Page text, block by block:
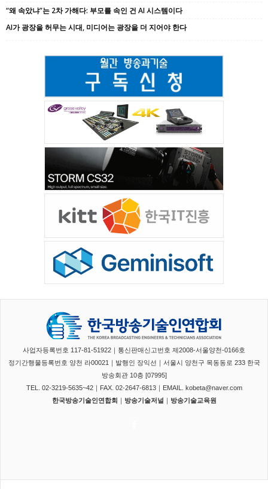
“왜 속았냐”는 2차 가해다: 부모를 속인 건 AI 시스템이다
AI가 광장을 허무는 시대, 미디어는 광장을 더 지어야 한다
사업자등록번호 117-81-51922｜통신판매신고번호 제2008-서울양천-0166호
정기간행물등록번호 양천 라00021｜발행인 장익선｜서울시 양천구 목동동로 233 한국
방송회관 10층 [07995]
TEL. 02-3219-5635~42｜FAX. 02-2647-6813｜EMAIL. kobeta@naver.com
한국방송기술인연합회 ｜ 방송기술저널 ｜ 방송기술교육원